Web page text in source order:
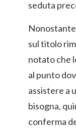
seduta
sul titolo
notato che
al punto
assistere a
bisogna,
conferma